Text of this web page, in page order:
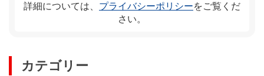
詳細については、 プライバシーポリシーをご覧くだ
さい。
カテゴリー